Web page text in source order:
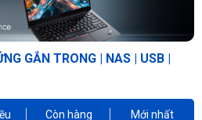
GẮN TRONG | NAS | USB |
Còn hàng Mới nhất